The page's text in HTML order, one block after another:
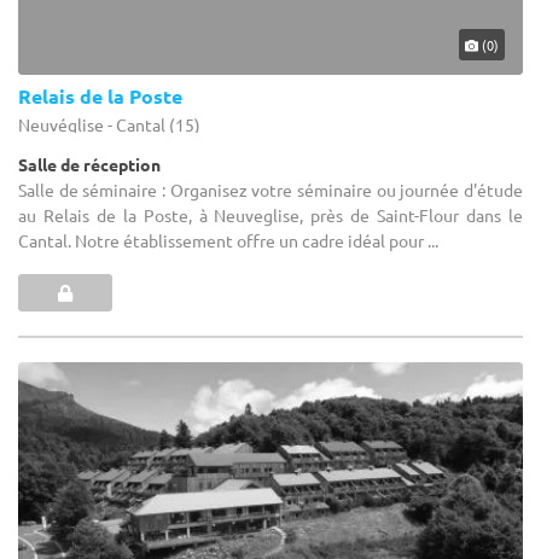
(0)
Relais de la Poste
Neuvéglise - Cantal (15)
Salle de réception
Salle de séminaire : Organisez votre séminaire ou journée d'étude
au Relais de la Poste, à Neuveglise, près de Saint-Flour dans le
Cantal. Notre établissement offre un cadre idéal pour ...